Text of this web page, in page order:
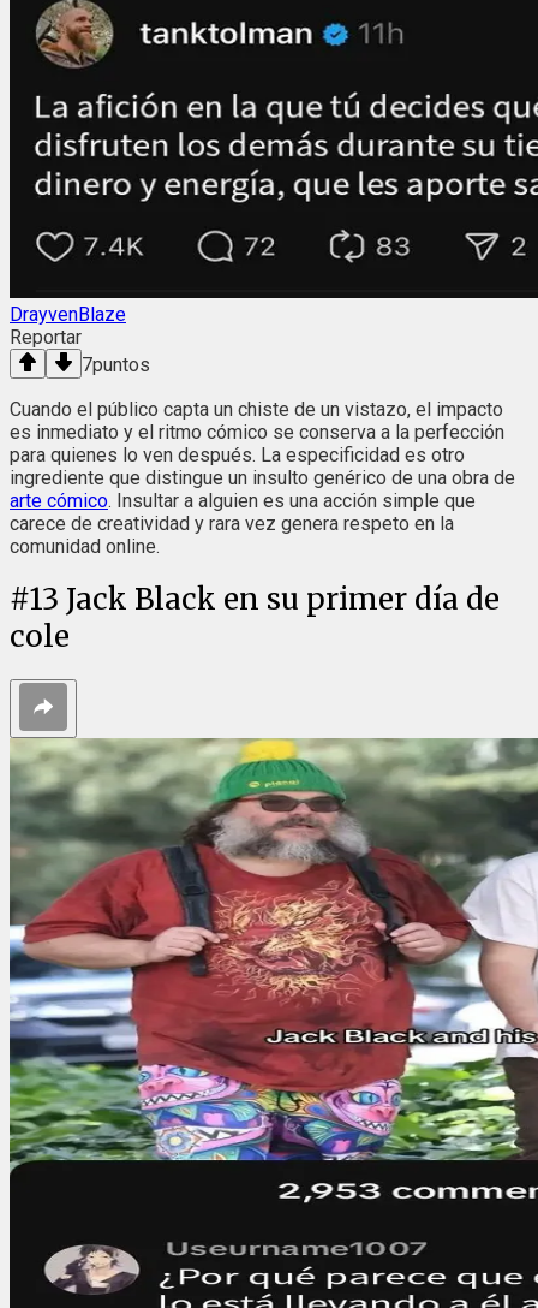
DrayvenBlaze
Reportar
7puntos
Cuando el público capta un chiste de un vistazo, el impacto
es inmediato y el ritmo cómico se conserva a la perfección
para quienes lo ven después. La especificidad es otro
ingrediente que distingue un insulto genérico de una obra de
arte cómico. Insultar a alguien es una acción simple que
carece de creatividad y rara vez genera respeto en la
comunidad online.
#13 Jack Black en su primer día de
cole